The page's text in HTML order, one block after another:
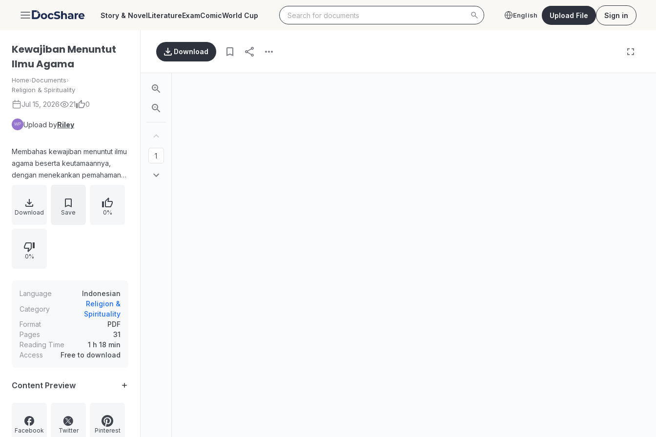
DocShare Story & NovelLiteratureExamComicWorld Cup English Upload File Sign in
Kewajiban Menuntut
Ilmu Agama
Home›Documents›
Religion & Spirituality
Jul 15, 2026 21 0
Upload byRiley
Membahas kewajiban menuntut ilmu
agama beserta keutamaannya,
dengan menekankan pemahaman
kebaikan dari Allah. Menguraikan
adab dan kerendahan hati guru
dipelajari. Dilengkapi rujukan hadis
serta ringkasan dari karya al-Imam
Download Save 0%
0%
Language
Indonesian
Category
Religion &
Spirituality
Format
PDF
Pages
31
Reading Time
1 h 18 min
Access
Free to download
Content Preview
Facebook Twitter Pinterest
Download